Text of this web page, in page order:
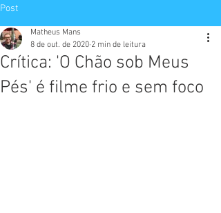
Post
Crítica: 'O Chão sob Meus
Pés' é filme frio e sem foco
Matheus Mans
8 de out. de 2020 2 min de leitura